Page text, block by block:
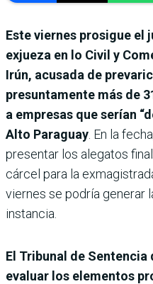
Este viernes prosigue el
exjueza en lo Civil y
Irún, acusada de
presuntamente más de
a empresas que serían
Alto Paraguay . En la
presentar los alegatos
cárcel para la
viernes se podría generar
instancia.
El Tribunal de Sentencia
evaluar los elementos